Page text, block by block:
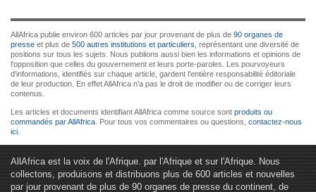
AllAfrica publie environ 600 articles par jour provenant de plus de 90 organes de
presse et plus de 500 autres institutions et particuliers , représentant une diversité de
positions sur tous les sujets. Nous publions aussi bien les informations et opinions de
l'opposition que celles du gouvernement et leurs porte-paroles. Les pourvoyeurs
d'informations, identifiés sur chaque article, gardent l'entière responsabilité éditoriale
de leur production. En effet AllAfrica n'a pas le droit de modifier ou de corriger leurs
contenus.
Les articles et documents identifiant AllAfrica comme source sont produits ou
commandés par AllAfrica . Pour tous vos commentaires ou questions, contactez-nous
ici
AllAfrica est la voix de l'Afrique. par l'Afrique et sur l'Afrique. Nous
collectons, produisons et distribuons plus de 600 articles et nouvelles
par jour provenant de plus de 90 organes de presse du continent, de